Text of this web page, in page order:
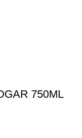
750ML